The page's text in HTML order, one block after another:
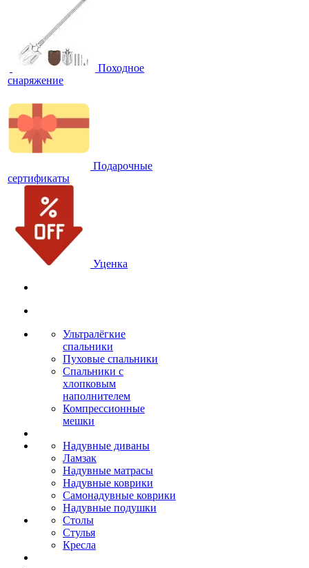
Походное
снаряжение
Подарочные
сертификаты
Уценка
Ультралёгкие
спальники
Пуховые спальники
Спальники с
хлопковым
наполнителем
Компрессионные
мешки
Надувные диваны
Ламзак
Надувные матрасы
Надувные коврики
Самонадувные коврики
Надувные подушки
Столы
Стулья
Кресла